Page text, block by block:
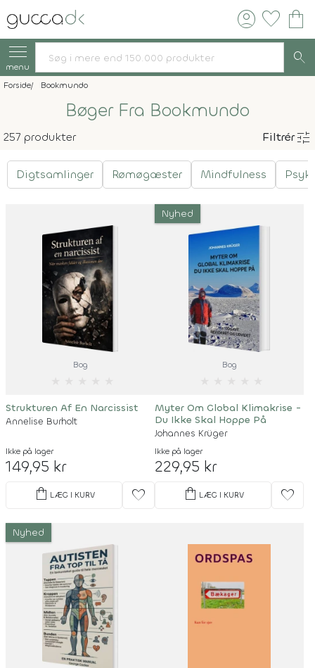
account_circle favorite shopping_bag
menu search
Forside Bookmundo
Bøger Fra Bookmundo
257 produkter Filtrértune
Digtsamlinger Rømøgæster Mindfulness
Bog
Strukturen Af En Narcissist
Annelise Burholt
Ikke på lager
149,95 kr
shopping_bag LÆG I KURV favorite
Nyhed
Bog
Myter Om Global Klimakrise -
Du Ikke Skal Hoppe På
Johannes Krüger
Ikke på lager
229,95 kr
shopping_bag LÆG I KURV favorite
Nyhed